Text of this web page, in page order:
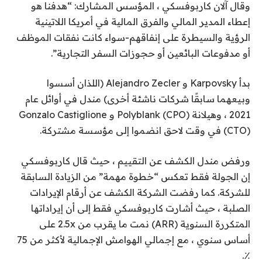
وقال آلان كاربوفسكي ، المؤسس المشارك: “هدفنا هو
إعطاء المدير المالي والفرق المالية في أمريكا اللاتينية
الرؤية والسيطرة على إنفاقهم-سواء كانت نفقات الموظف
أو مدفوعات البائعين أو حجوزات السفر التجارية”.
بدأ Karpovsky و Alejandro Zecler (اللذان أسسوا
وبيعهما سابقًا شركات ناشئة أخرى) مندل في أوائل عام
2021 ، وهيلانة Polyblank (CPO) و Gonzalo Castiglione
(CTO) في وقت لاحق انضموا إلى مؤسسة مشتركة.
ورفض مندل الكشف عن التقييم ، حيث قال كاربوفسكي
إن الجولة فقط تعكس “خطوة مهمة” من الزيادة السابقة
للشركة. كما رفضت الشركة الكشف عن أرقام الإيرادات
الصلبة ، حيث أشارت كاربوفسكي فقط إلى أن إيراداتها
المتكررة السنوية (ARR) نمت ما يقرب من 2.5x على
أساس سنوي ، مع إجمالي الهوامش الإجمالية لأكثر من 75
٪.